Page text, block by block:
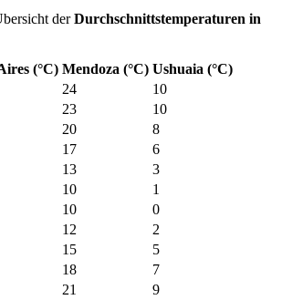
derDurchschnittstemperaturen in
(°C) Mendoza (°C) Ushuaia (°C)
24
10
23
10
20
8
17
6
13
3
10
1
10
0
12
2
15
5
18
7
21
9